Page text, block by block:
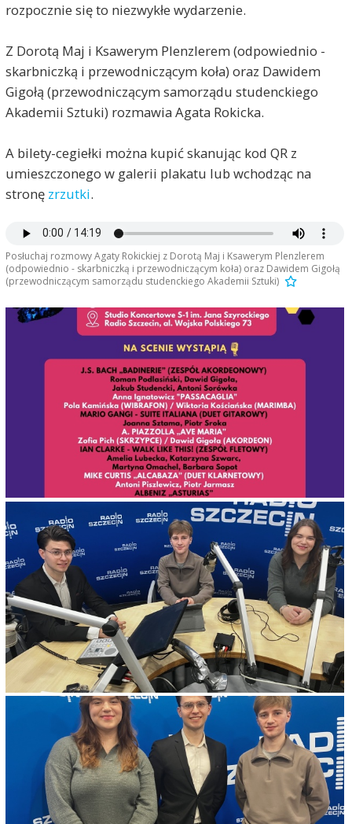
rozpocznie się to niezwykłe wydarzenie.
Z Dorotą Maj i Ksawerym Plenzlerem (odpowiednio -
skarbniczką i przewodniczącym koła) oraz Dawidem
Gigołą (przewodniczącym samorządu studenckiego
Akademii Sztuki) rozmawia Agata Rokicka.
A bilety-cegiełki można kupić skanując kod QR z
umieszczonego w galerii plakatu lub wchodząc na
stronę zrzutki.
Posłuchaj rozmowy Agaty Rokickiej z Dorotą Maj i Ksawerym Plenzlerem
(odpowiednio - skarbniczką i przewodniczącym koła) oraz Dawidem Gigołą
(przewodniczącym samorządu studenckiego Akademii Sztuki)